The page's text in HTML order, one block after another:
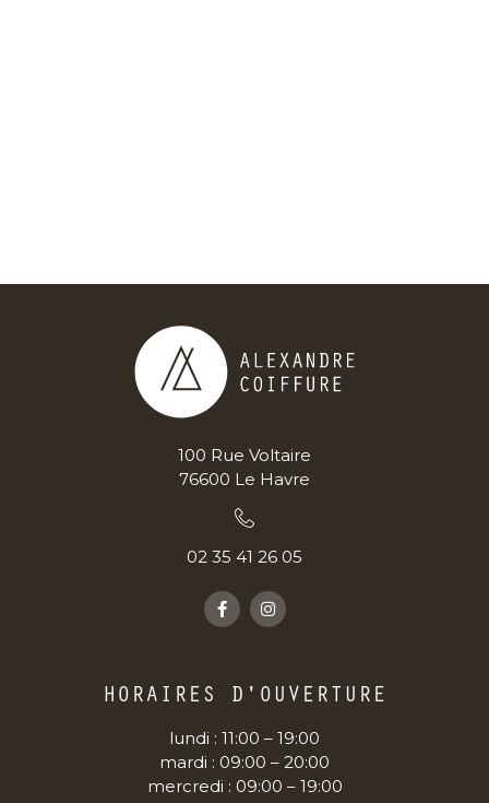
100 Rue Voltaire
76600 Le Havre
02 35 41 26 05
HORAIRES D'OUVERTURE
lundi : 11:00 – 19:00
mardi : 09:00 – 20:00
mercredi : 09:00 – 19:00